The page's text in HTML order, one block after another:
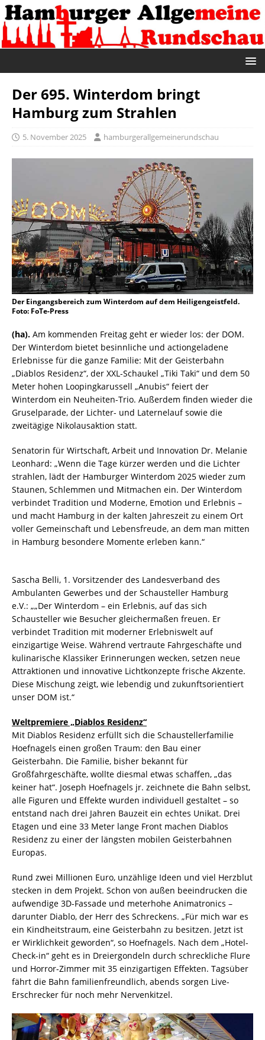
Der 695. Winterdom bringt
Hamburg zum Strahlen
5. November 2025 hamburgerallgemeinerundschau
Der Eingangsbereich zum Winterdom auf dem Heiligengeistfeld.
Foto: FoTe-Press
(ha). Am kommenden Freitag geht er wieder los: der DOM.
Der Winterdom bietet besinnliche und actiongeladene
Erlebnisse für die ganze Familie: Mit der Geisterbahn
„Diablos Residenz“, der XXL-Schaukel „Tiki Taki“ und dem 50
Meter hohen Loopingkarussell „Anubis“ feiert der
Winterdom ein Neuheiten-Trio. Außerdem finden wieder die
Gruselparade, der Lichter- und Laternelauf sowie die
zweitägige Nikolausaktion statt.
Senatorin für Wirtschaft, Arbeit und Innovation Dr. Melanie
Leonhard: „Wenn die Tage kürzer werden und die Lichter
strahlen, lädt der Hamburger Winterdom 2025 wieder zum
Staunen, Schlemmen und Mitmachen ein. Der Winterdom
verbindet Tradition und Moderne, Emotion und Erlebnis –
und macht Hamburg in der kalten Jahreszeit zu einem Ort
voller Gemeinschaft und Lebensfreude, an dem man mitten
in Hamburg besondere Momente erleben kann.“
Sascha Belli, 1. Vorsitzender des Landesverband des
Ambulanten Gewerbes und der Schausteller Hamburg
e.V.: „„Der Winterdom – ein Erlebnis, auf das sich
Schausteller wie Besucher gleichermaßen freuen. Er
verbindet Tradition mit moderner Erlebniswelt auf
einzigartige Weise. Während vertraute Fahrgeschäfte und
kulinarische Klassiker Erinnerungen wecken, setzen neue
Attraktionen und innovative Lichtkonzepte frische Akzente.
Diese Mischung zeigt, wie lebendig und zukunftsorientiert
unser DOM ist.“
Weltpremiere „Diablos Residenz“
Mit Diablos Residenz erfüllt sich die Schaustellerfamilie
Hoefnagels einen großen Traum: den Bau einer
Geisterbahn. Die Familie, bisher bekannt für
Großfahrgeschäfte, wollte diesmal etwas schaffen, „das
keiner hat“. Joseph Hoefnagels jr. zeichnete die Bahn selbst,
alle Figuren und Effekte wurden individuell gestaltet – so
entstand nach drei Jahren Bauzeit ein echtes Unikat. Drei
Etagen und eine 33 Meter lange Front machen Diablos
Residenz zu einer der längsten mobilen Geisterbahnen
Europas.
Rund zwei Millionen Euro, unzählige Ideen und viel Herzblut
stecken in dem Projekt. Schon von außen beeindrucken die
aufwendige 3D-Fassade und meterhohe Animatronics –
darunter Diablo, der Herr des Schreckens. „Für mich war es
ein Kindheitstraum, eine Geisterbahn zu besitzen. Jetzt ist
er Wirklichkeit geworden“, so Hoefnagels. Nach dem „Hotel-
Check-in“ geht es in Dreiergondeln durch schreckliche Flure
und Horror-Zimmer mit 35 einzigartigen Effekten. Tagsüber
fährt die Bahn familienfreundlich, abends sorgen Live-
Erschrecker für noch mehr Nervenkitzel.